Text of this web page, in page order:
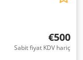
€500
Sabit fiyat KDV hariç